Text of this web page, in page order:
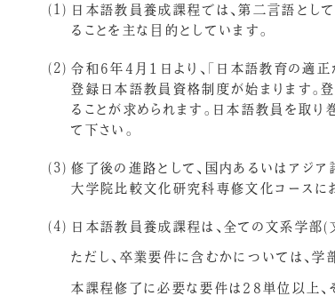
日本語教員養成課程では、第二言語とし
ることを主な目的としています。
令和6年4月1日より、「日本語教育の適
登録日本語教員資格制度が始まります。
ることが求められます。日本語教員を取
て下さい。
修了後の進路として、国内あるいはアジ
大学院比較文化研究科専修文化コースに
日本語教員養成課程は、全ての文系学部(
ただし、卒業要件に含むかについては、学
本課程修了に必要な要件は28単位以上、